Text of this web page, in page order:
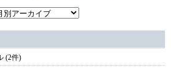
(2件)